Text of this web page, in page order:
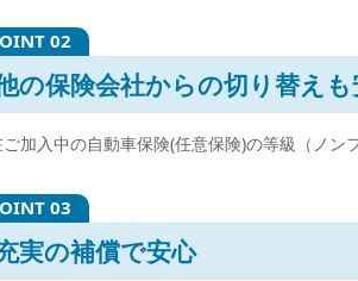
の保険会社からの切り替えも
加入中の自動車保険(任意保険)の等級（ノ
実の補償で安心